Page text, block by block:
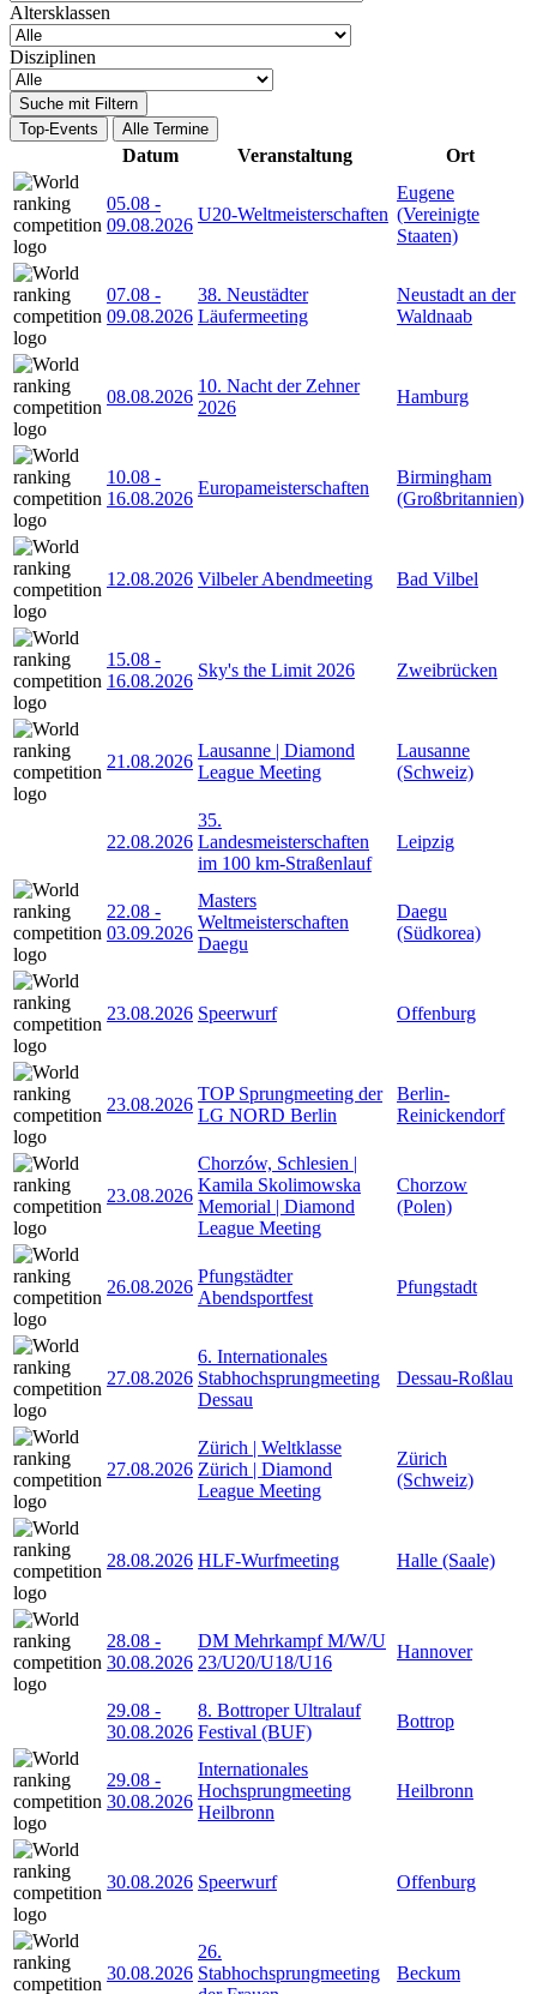
Altersklassen
Disziplinen
Suche mit Filtern
Top-Events
Alle Termine
Datum Veranstaltung Ort
05.08 -
09.08.2026
U20-Weltmeisterschaften
Eugene
(Vereinigte
Staaten)
07.08 -
09.08.2026
38. Neustädter
Läufermeeting
Neustadt an der
Waldnaab
08.08.2026
10. Nacht der Zehner
2026
Hamburg
10.08 -
16.08.2026
Europameisterschaften
Birmingham
(Großbritannien)
12.08.2026 Vilbeler Abendmeeting Bad Vilbel
15.08 -
16.08.2026
Sky's the Limit 2026 Zweibrücken
21.08.2026
Lausanne | Diamond
League Meeting
Lausanne
(Schweiz)
22.08.2026
35.
Landesmeisterschaften
im 100 km-Straßenlauf
Leipzig
22.08 -
03.09.2026
Masters
Weltmeisterschaften
Daegu
Daegu
(Südkorea)
23.08.2026 Speerwurf Offenburg
23.08.2026
TOP Sprungmeeting der
LG NORD Berlin
Berlin-
Reinickendorf
23.08.2026
Chorzów, Schlesien |
Kamila Skolimowska
Memorial | Diamond
League Meeting
Chorzow
(Polen)
26.08.2026
Pfungstädter
Abendsportfest
Pfungstadt
27.08.2026
6. Internationales
Stabhochsprungmeeting
Dessau
Dessau-Roßlau
27.08.2026
Zürich | Weltklasse
Zürich | Diamond
League Meeting
Zürich
(Schweiz)
28.08.2026 HLF-Wurfmeeting Halle (Saale)
28.08 -
30.08.2026
DM Mehrkampf M/W/U
23/U20/U18/U16
Hannover
29.08 -
30.08.2026
8. Bottroper Ultralauf
Festival (BUF)
Bottrop
29.08 -
30.08.2026
Internationales
Hochsprungmeeting
Heilbronn
Heilbronn
30.08.2026 Speerwurf Offenburg
30.08.2026
26.
Stabhochsprungmeeting
Beckum